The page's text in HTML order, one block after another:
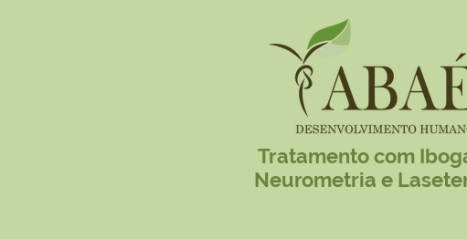
Tratamento com
Neurometria e